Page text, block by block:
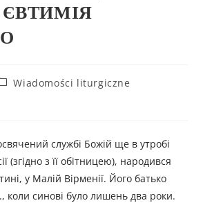
Wiadomości liturgiczne
службі Божій ще в утробі
(згідно з її обітницею), народився
у Малій Вірменії. Його батько
коли синові було лишень два роки.